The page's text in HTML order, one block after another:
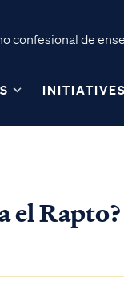
confesional de
INITIATIVES
el Rapto?